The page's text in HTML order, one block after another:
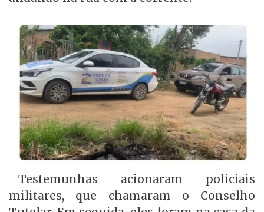
Testemunhas acionaram policiais
militares, que chamaram o Conselho